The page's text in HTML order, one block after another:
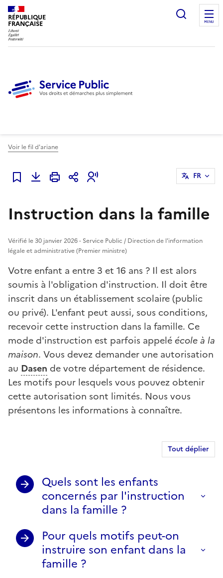
RÉPUBLIQUE
FRANÇAISE
Ouvrir
MENU
Voir le fil d'ariane
Ajouter à mes favoris
FR
Instruction dans la famille
Vérifié le 30 janvier 2026 - Service Public / Direction de l'information
légale et administrative (Premier ministre)
Votre enfant a entre 3 et 16 ans ? Il est alors
soumis à l'obligation d'instruction. Il doit être
inscrit dans un établissement scolaire (public
ou privé). L'enfant peut aussi, sous conditions,
recevoir cette instruction dans la famille. Ce
mode d'instruction est parfois appeléécole à la
maison. Vous devez demander une autorisation
au Dasen de votre département de résidence.
Les motifs pour lesquels vous pouvez obtenir
cette autorisation sont limités. Nous vous
présentons les informations à connaître.
Tout déplier
Quels sont les enfants
concernés par l'instruction
dans la famille ?
Pour quels motifs peut-on
instruire son enfant dans la
famille ?